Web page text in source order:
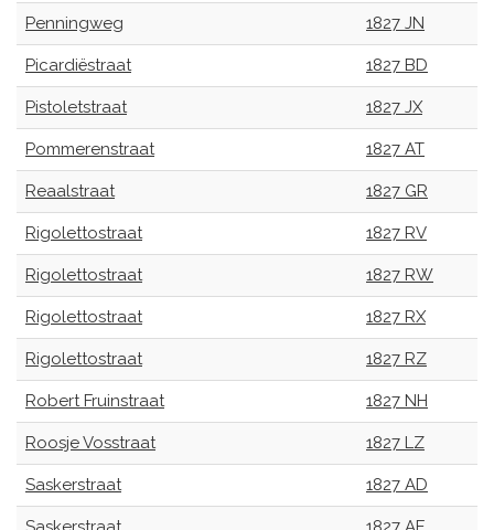
Penningweg 1827 JN
Picardiëstraat 1827 BD
Pistoletstraat 1827 JX
Pommerenstraat 1827 AT
Reaalstraat 1827 GR
Rigolettostraat 1827 RV
Rigolettostraat 1827 RW
Rigolettostraat 1827 RX
Rigolettostraat 1827 RZ
Robert Fruinstraat 1827 NH
Roosje Vosstraat 1827 LZ
Saskerstraat 1827 AD